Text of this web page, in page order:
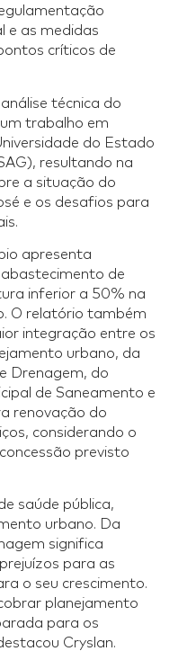
e as medidas
críticos de
técnica do
trabalho em
do Estado
resultando na
a situação do
e os desafios para
apresenta
de
inferior a 50% na
O relatório também
integração entre os
urbano, da
Drenagem, do
de Saneamento e
renovação do
considerando o
previsto
saúde pública,
urbano. Da
significa
para as
o seu crescimento.
planejamento
para os
Cryslan.